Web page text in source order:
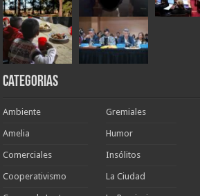
Categorias
Ambiente
Amelia
Comerciales
Cooperativismo
Gremiales
Humor
Insólitos
La Ciudad